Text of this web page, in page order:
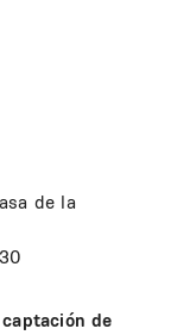
de la
de